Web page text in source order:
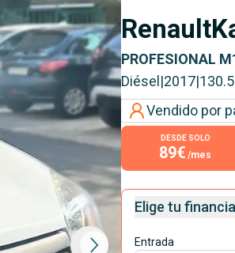
Renault
PROFESIONAL
Diésel |2017|
Vendido por
DESDE SOLO
89€ /mes
Elige tu
Entrada